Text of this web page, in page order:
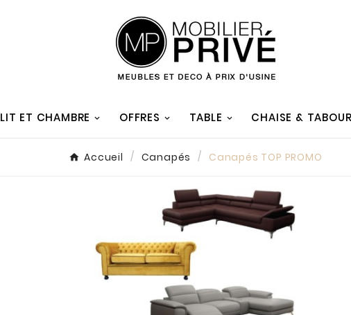
LIT ET CHAMBRE OFFRES TABLE CHAISE &
Accueil Canapés Canapés TOP PROMO